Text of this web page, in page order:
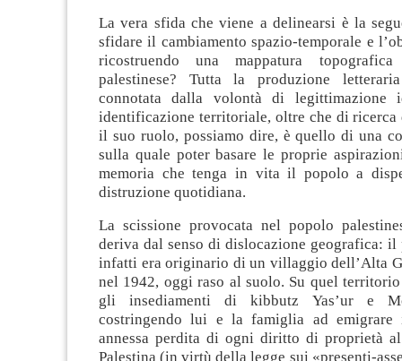
La vera sfida che viene a delinearsi è la
sfidare il cambiamento spazio-temporale e
ricostruendo una mappatura
palestinese? Tutta la produzione
connotata dalla volontà di legittimazione
identificazione territoriale, oltre che di ricerca
il suo ruolo, possiamo dire, è quello di una
sulla quale poter basare le proprie
memoria che tenga in vita il popolo a
distruzione quotidiana.
La scissione provocata nel popolo
deriva dal senso di dislocazione geografica: il
infatti era originario di un villaggio dell’Alta
nel 1942, oggi raso al suolo. Su quel
gli insediamenti di kibbutz Yas’ur e
costringendo lui e la famiglia ad emigrare
annessa perdita di ogni diritto di proprietà
Palestina (in virtù della legge sui «presenti-